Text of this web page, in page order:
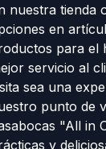
nuestra tienda
en
para el
servicio al
sea una
punto de
"All in
y